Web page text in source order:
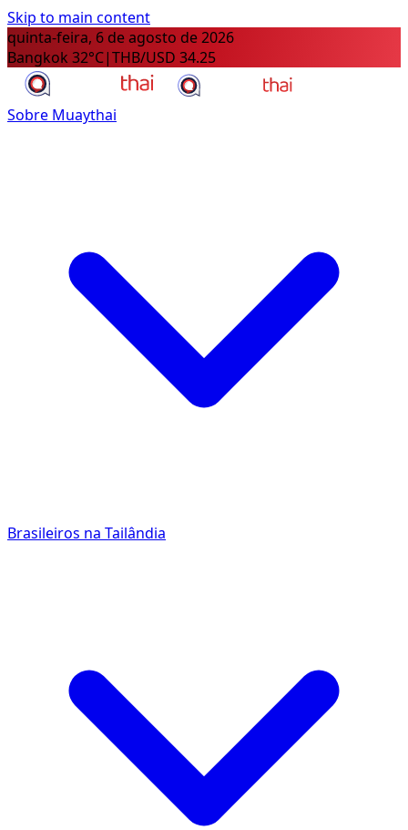
Skip to main content
quinta-feira, 6 de agosto de 2026
Bangkok 32°C|THB/USD 34.25
Sobre Muaythai
Brasileiros na Tailândia